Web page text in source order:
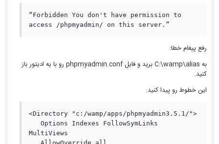
“Forbidden You don't have permission to
access /phpmyadmin/ on this server.”
رفع پیغام خطا:
به C:\wamp\alias برید و فایل phpmyadmin.conf رو با یه ادیتور باز
کنید.
این خطوط رو پیدا کنید:
<Directory "c:/wamp/apps/phpmyadmin3.5.1/">
MultiViews